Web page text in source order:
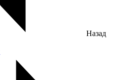
Назад